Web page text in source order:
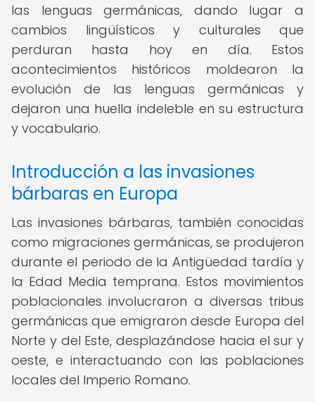
las lenguas germánicas, dando lugar a
cambios lingüísticos y culturales que
perduran hasta hoy en día. Estos
acontecimientos históricos moldearon la
evolución de las lenguas germánicas y
dejaron una huella indeleble en su estructura
y vocabulario.
Introducción a las invasiones
bárbaras en Europa
Las invasiones bárbaras, también conocidas
como migraciones germánicas, se produjeron
durante el periodo de la Antigüedad tardía y
la Edad Media temprana. Estos movimientos
poblacionales involucraron a diversas tribus
germánicas que emigraron desde Europa del
Norte y del Este, desplazándose hacia el sur y
oeste, e interactuando con las poblaciones
locales del Imperio Romano.